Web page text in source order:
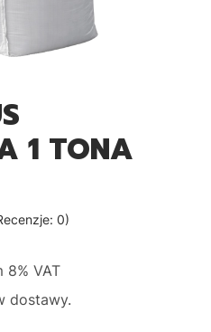
1 TONA
0)
8% VAT
dostawy.